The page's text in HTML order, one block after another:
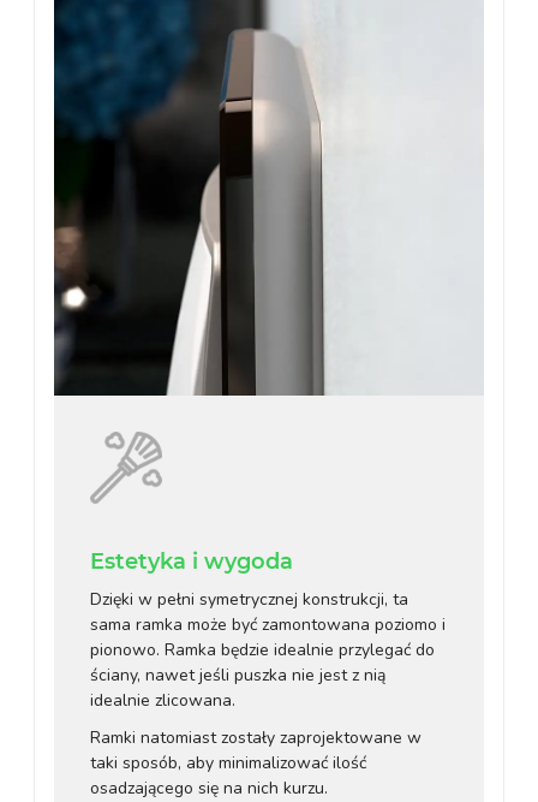
Estetyka i wygoda
Dzięki w pełni symetrycznej konstrukcji, ta
sama ramka może być zamontowana poziomo i
pionowo. Ramka będzie idealnie przylegać do
ściany, nawet jeśli puszka nie jest z nią
idealnie zlicowana.
Ramki natomiast zostały zaprojektowane w
taki sposób, aby minimalizować ilość
osadzającego się na nich kurzu.